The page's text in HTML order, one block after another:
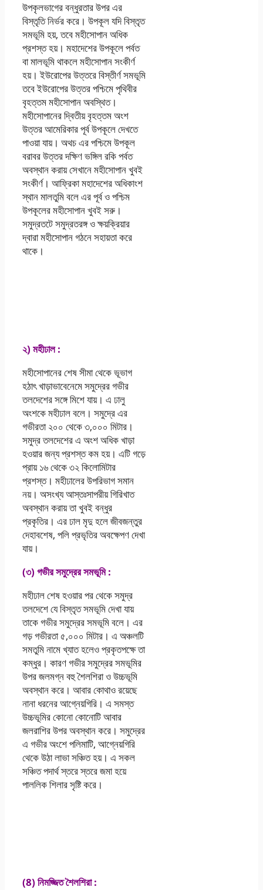
উপকৃলভাগের বন্ধুরতার উপর এর
বিস্তৃতি নির্ভর করে। উপকূল যদি বিস্তৃত
সমভূমি হয়, তবে মহীসোপান অধিক
প্রশস্ত হয়। মহাদেশের উপকূলে পর্বত
বা মালভূমি থাকলে মহীসোপান সংকীর্ণ
হয়। ইউরোপের উত্তরে বিস্তীর্ণ সমভূমি
তবে ইউরোপের উত্তর পশ্চিমে পৃথিবীর
বৃহত্তম মহীসোপান অবস্থিত।
মহীসোপানের দ্বিতীয় বৃহত্তম অংশ
উত্তর আমেরিকার পূর্ব উপকূলে দেখতে
পাওয়া যায়। অথচ এর পশ্চিমে উপকূল
বরাবর উত্তর দক্ষিণ ভঙ্গিল রকি পর্বত
অবস্থান করায় সেখানে মহীসোপান খুবই
সংকীর্ণ। আফ্রিকা মহাদেশের অধিকাংশ
স্থান মালতুমি বলে এর পূর্ব ও পশ্চিম
উপকূলের মহীসোপান খুবই সরু।
সমুদ্রতটে সমুদ্রতরঙ্গ ও ক্ষয়ক্রিয়ার
দ্বারা মহীসোপান গঠনে সহায়তা করে
থাকে।
২) মহীঢাল :
মহীসোপানের শেষ সীমা থেকে ভূভাগ
হঠাৎ খাড়াভাবেনেমে সমুদ্রের গভীর
তলদেশের সঙ্গে মিশে যায়। এ ঢালু
অংশকে মহীঢাল বলে। সমুদ্রে এর
গভীরতা ২০০ থেকে ৩,০০০ মিটার।
সমুদ্র তলদেশের এ অংশ অধিক খাড়া
হওয়ার জন্য প্রশস্ত কম হয়। এটি গড়ে
প্রায় ১৬ থেকে ৩২ কিলোমিটার
প্রশস্ত। মহীঢালের উপরিভাগ সমান
নয়। অসংখ্য আস্তঃসাপরীয় গিরিখাত
অবস্থান করায় তা খুবই বন্ধুর
প্রকৃতির। এর ঢাল মৃদু হলে জীবজন্তুর
দেহাবশেষ, পলি প্রভৃতির অবক্ষেপণ দেখা
যায়।
(৩) গভীর সমুদ্রের সমভূমি :
মহীঢাল শেষ হওয়ার পর থেকে সমুদ্র
তলদেশে যে বিস্তৃত সমভূমি দেখা যায়
তাকে গভীর সমুদ্রের সমভূমি বলে। এর
গড় গভীরতা ৫,০০০ মিটার। এ অঞ্চলটি
সমতুমি নামে খ্যাত হলেও প্রকৃতপক্ষে তা
কম্ধুর। কারণ গভীর সমুদ্রের সমভূমির
উপর জলমগ্ন বহু শৈলশিরা ও উচ্চভূমি
অবস্থান করে। আবার কোথাও রয়েছে
নানা ধরনের আগ্নেয়গিরি। এ সমস্ত
উচ্চভূমির কোনো কোনোটি আবার
জলরাশির উপর অবস্থান করে। সমুদ্রের
এ গভীর অংশে পলিমাটি, আগ্নেয়গিরি
থেকে উঠা লাভা সঞ্চিত হয়। এ সকল
সঞ্চিত পদার্থ স্তরে স্তরে জমা হয়ে
পাললিক শিলার সৃষ্টি করে।
(8) নিমজ্জিত শৈলশিরা :